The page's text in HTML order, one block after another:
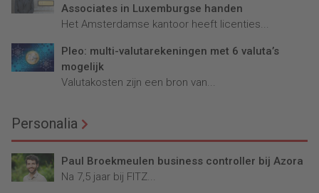
Associates in Luxemburgse handen
Het Amsterdamse kantoor heeft licenties...
Pleo: multi-valutarekeningen met 6 valuta’s
mogelijk
Valutakosten zijn een bron van...
Personalia
Paul Broekmeulen business controller bij Azora
Na 7,5 jaar bij FITZ...